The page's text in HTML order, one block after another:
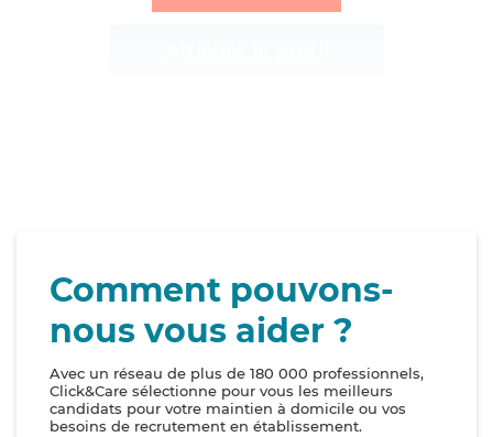
Comment pouvons-
nous vous aider ?
Avec un réseau de plus de 180 000 professionnels,
Click&Care sélectionne pour vous les meilleurs
candidats pour votre maintien à domicile ou vos
besoins de recrutement en établissement.